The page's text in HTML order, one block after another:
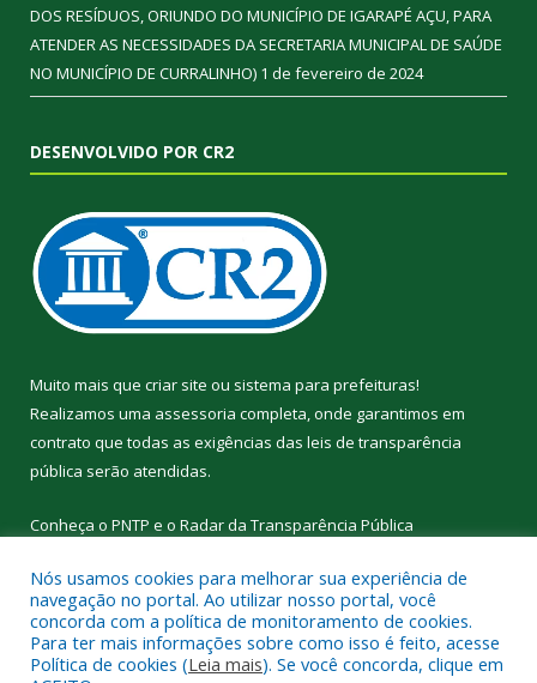
DOS RESÍDUOS, ORIUNDO DO MUNICÍPIO DE IGARAPÉ AÇU, PARA
ATENDER AS NECESSIDADES DA SECRETARIA MUNICIPAL DE SAÚDE
NO MUNICÍPIO DE CURRALINHO) 1 de fevereiro de 2024
DESENVOLVIDO POR CR2
Muito mais que criar site ou sistema para prefeituras!
Realizamos uma assessoria completa, onde garantimos em
contrato que todas as exigências das leis de transparência
pública serão atendidas.
Conheça o PNTP e o Radar da Transparência Pública
Todos os direitos reservados a Prefeitura Municipal de
Curralinho.
Nós usamos cookies para melhorar sua experiência de
navegação no portal. Ao utilizar nosso portal, você
concorda com a política de monitoramento de cookies.
Para ter mais informações sobre como isso é feito, acesse
Política de cookies (Leia mais). Se você concorda, clique em